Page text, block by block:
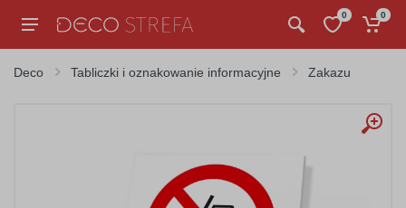
0 0
Deco Tabliczki i oznakowanie informacyjne Zakazu